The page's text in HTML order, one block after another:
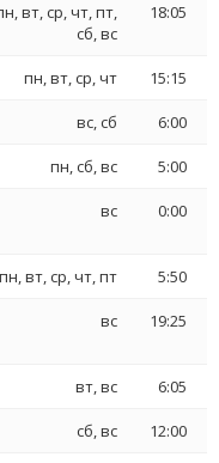
вт, ср, чт, пт,
сб, вс
18:05
пн, вт, ср, чт 15:15
вс, сб 6:00
пн, сб, вс 5:00
вс 0:00
пн, вт, ср, чт, пт 5:50
вс 19:25
вт, вс 6:05
сб, вс 12:00